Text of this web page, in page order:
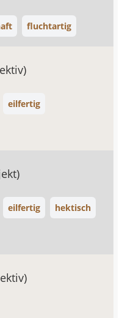
fluchtartig
eilfertig
eilfertig hektisch